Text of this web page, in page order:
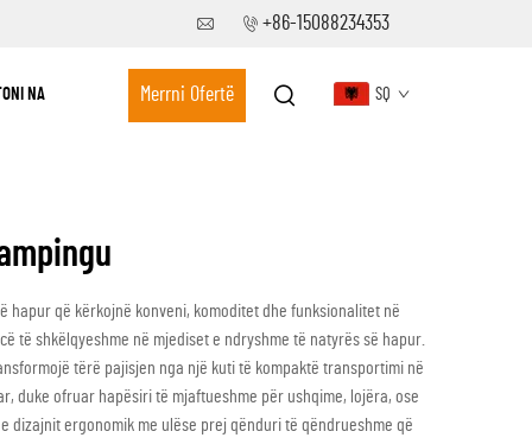
+86-15088234353
NA Merrni Ofertë SQ
që kërkojnë konveni, komoditet dhe funksionalitet në
të shkëlqyeshme në mjediset e ndryshme të natyrës së hapur.
tërë pajisjen nga një kuti të kompaktë transportimi në
duke ofruar hapësiri të mjaftueshme për ushqime, lojëra, ose
dizajnit ergonomik me ulëse prej qënduri të qëndrueshme që